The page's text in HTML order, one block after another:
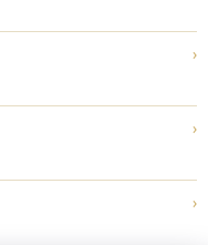
›
›
›